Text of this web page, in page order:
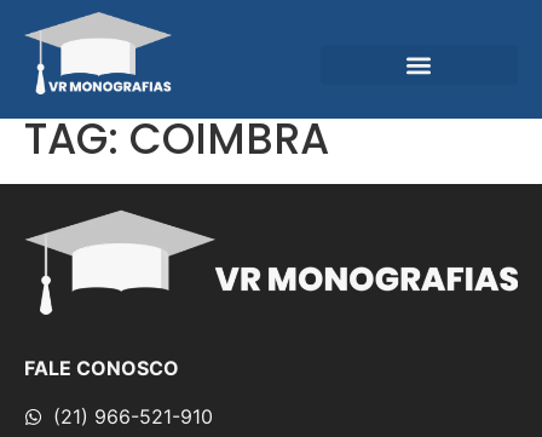
TAG:COIMBRA
FALE CONOSCO
(21) 966-521-910